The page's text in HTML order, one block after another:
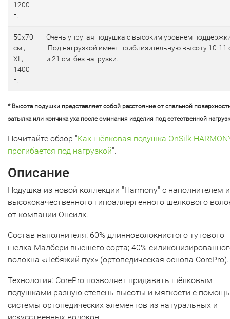
1200
г.
50х70
см.,
XL,
1400
г.
Очень упругая подушка с высоким уровнем
Под нагрузкой имеет приблизительную высоту 10-11
и 21 см. без нагрузки.
* Высота подушки представляет собой расстояние от спальной
затылка или кончика уха после сминания изделия под естественной
Почитайте обзор "Как шёлковая подушка OnSilk
прогибается под нагрузкой".
Описание
Подушка из новой коллекции "Harmony" c наполнителем
высококачественного гипоаллергенного шелкового
от компании Онсилк.
Состав наполнителя: 60% длинноволокнистого тутового
шелка Малбери высшего сорта; 40%
волокна «Лебяжий пух» (ортопедическая основа CorePro).
Технология: CorePro позволяет придавать шёлковым
подушками разную степень высоты и мягкости с
системы ортопедических элементов из натуральных и